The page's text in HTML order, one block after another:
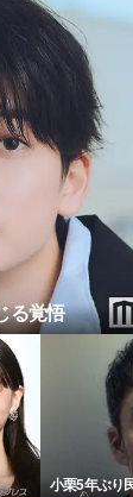
る覚悟
小栗5年ぶり